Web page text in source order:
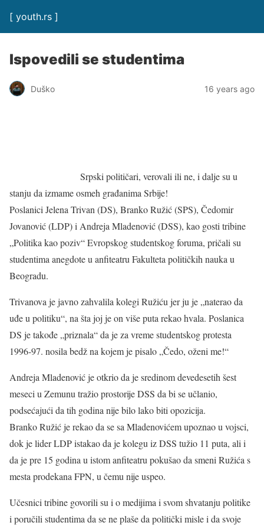
[ youth.rs ]
Ispovedili se studentima
Duško 16 years ago
Srpski političari, verovali ili ne, i dalje su u
stanju da izmame osmeh građanima Srbije!
Poslanici Jelena Trivan (DS), Branko Ružić (SPS), Čedomir
Jovanović (LDP) i Andreja Mladenović (DSS), kao gosti tribine
„Politika kao poziv“ Evropskog studentskog foruma, pričali su
studentima anegdote u anfiteatru Fakulteta političkih nauka u
Beogradu.
Trivanova je javno zahvalila kolegi Ružiću jer ju je „naterao da
uđe u politiku“, na šta joj je on više puta rekao hvala. Poslanica
DS je takođe „priznala“ da je za vreme studentskog protesta
1996-97. nosila bedž na kojem je pisalo „Čedo, oženi me!“
Andreja Mladenović je otkrio da je sredinom devedesetih šest
meseci u Zemunu tražio prostorije DSS da bi se učlanio,
podsećajući da tih godina nije bilo lako biti opozicija.
Branko Ružić je rekao da se sa Mladenovićem upoznao u vojsci,
dok je lider LDP istakao da je kolegu iz DSS tužio 11 puta, ali i
da je pre 15 godina u istom anfiteatru pokušao da smeni Ružića s
mesta prodekana FPN, u čemu nije uspeo.
Učesnici tribine govorili su i o medijima i svom shvatanju politike
i poručili studentima da se ne plaše da politički misle i da svoje